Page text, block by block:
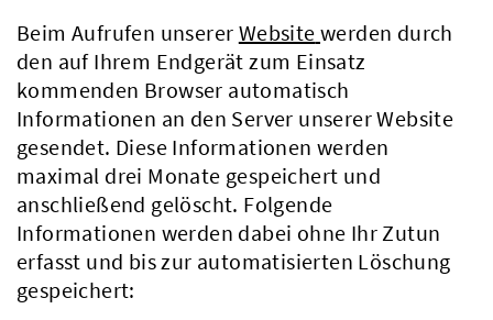
Beim Aufrufen unserer Website werden durch
den auf Ihrem Endgerät zum Einsatz
kommenden Browser automatisch
Informationen an den Server unserer Website
gesendet. Diese Informationen werden
maximal drei Monate gespeichert und
anschließend gelöscht. Folgende
Informationen werden dabei ohne Ihr Zutun
erfasst und bis zur automatisierten Löschung
gespeichert: